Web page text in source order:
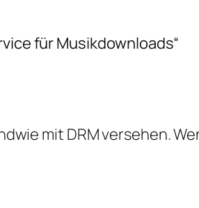
für Musikdownloads“
mit DRM versehen.